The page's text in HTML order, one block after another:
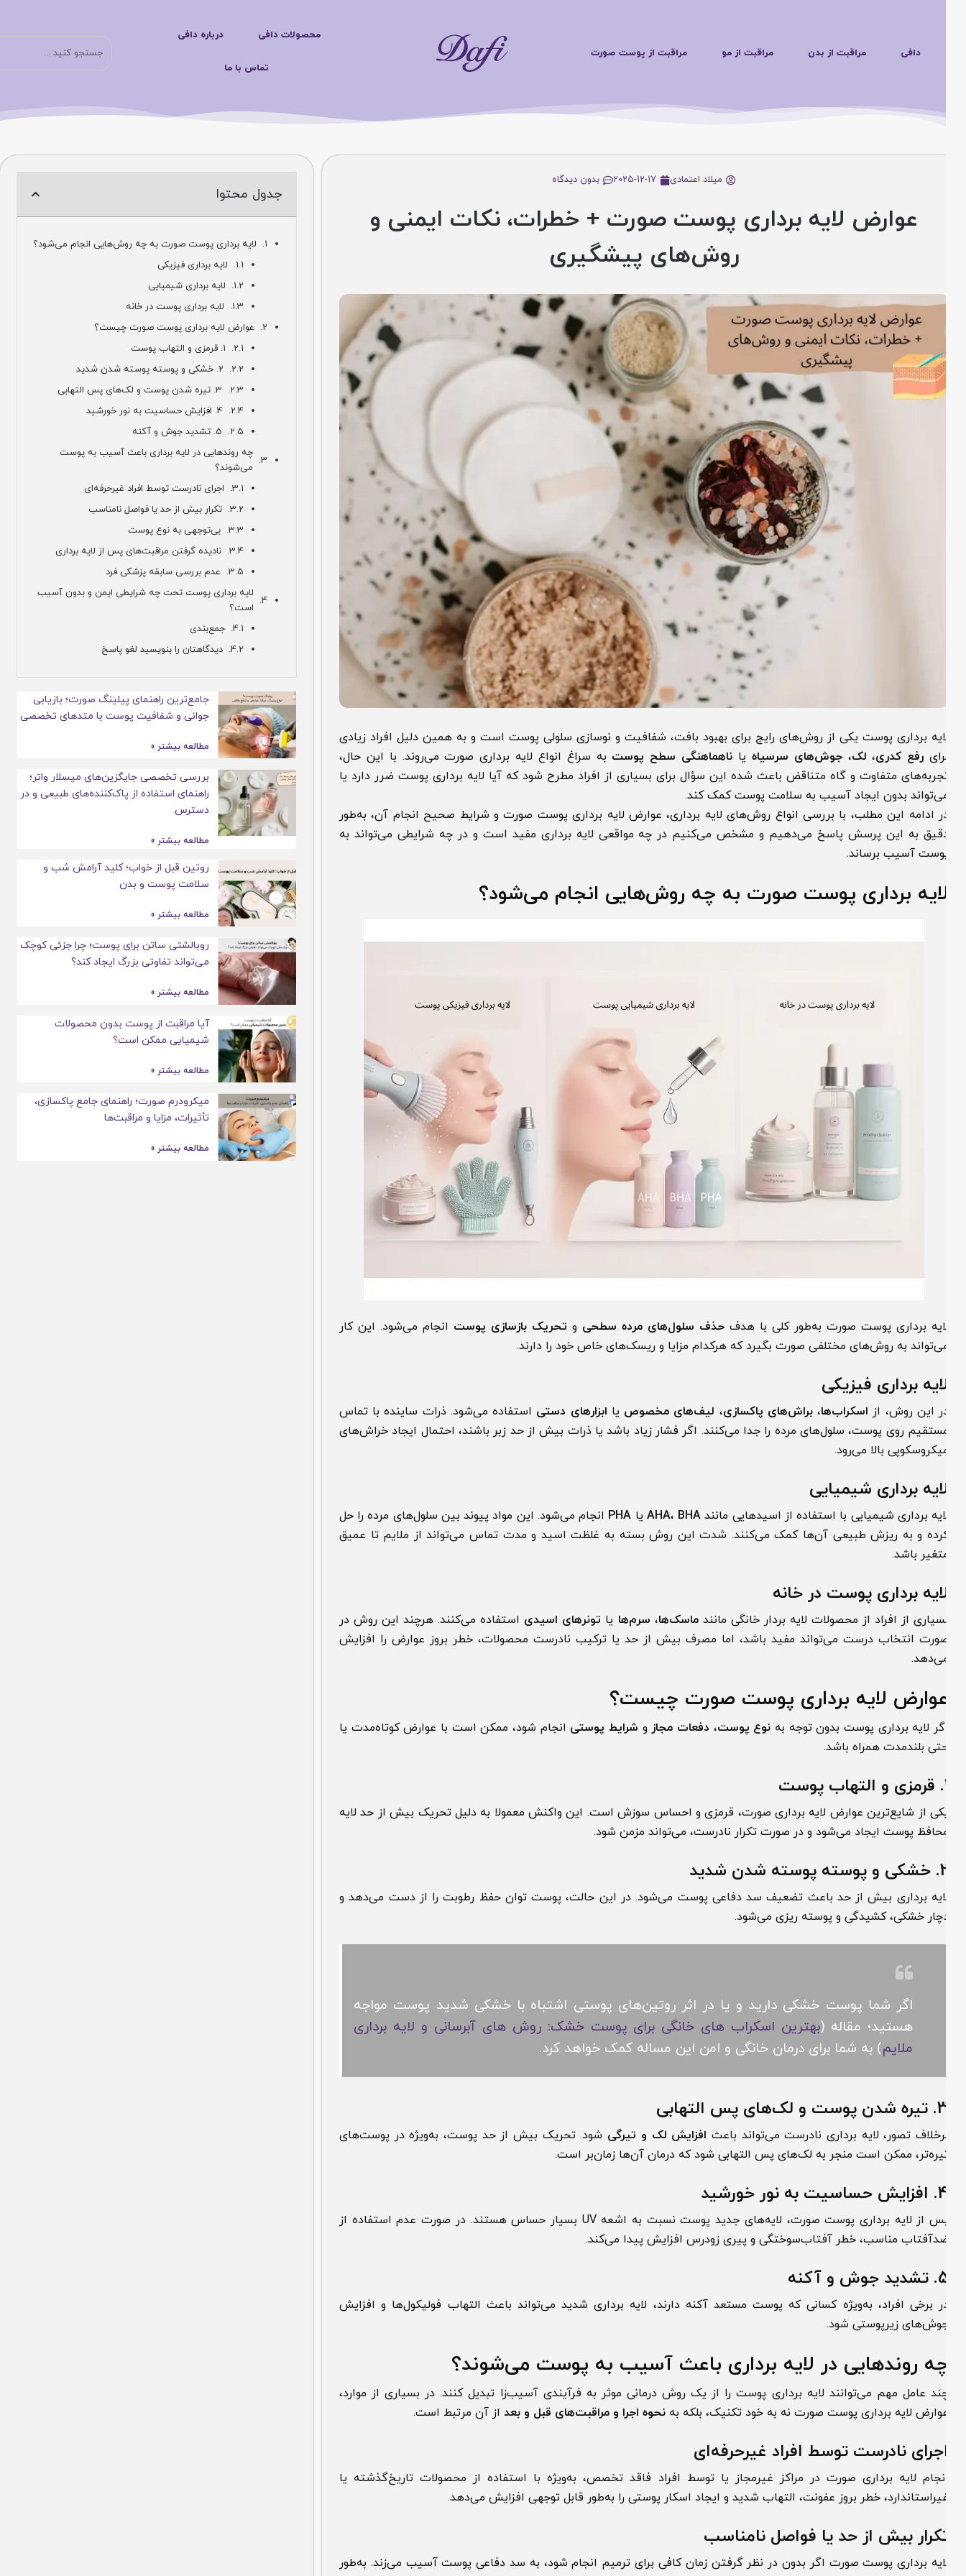
دافی مراقبت از بدن مراقبت از مو مراقبت از پوست صورت
محصولات دافی درباره دافی
تماس با ما
میلاد اعتمادی 2025-12-17 بدون دیدگاه
عوارض لایه برداری پوست صورت + خطرات، نکات ایمنی و
روش‌های پیشگیری
برداری پوست یکی از روش‌های رایج برای بهبود بافت، شفافیت و نوسازی سلولی پوست است و به همین دلیل افراد زیادی
رفع کدری،لک جوش‌های سرسیاهیاناهماهنگی سطح پوستبه سراغ انواع لایه برداری صورت می‌روند. با این حال،
متفاوت و گاه متناقض باعث شده این سؤال برای بسیاری از افراد مطرح شود که آیا لایه برداری پوست ضرر دارد یا
بدون ایجاد آسیب به سلامت پوست کمک کند.
ادامه این مطلب، با بررسی انواع روش‌های لایه برداری، عوارض لایه برداری پوست صورت و شرایط صحیح انجام آن، به‌طور
به این پرسش پاسخ می‌دهیم و مشخص می‌کنیم در چه مواقعی لایه برداری مفید است و در چه شرایطی می‌تواند به
آسیب برساند.
برداری پوست صورت به چه روش‌هایی انجام می‌شود؟
برداری پوست صورت به‌طور کلی با هدفحذف سلول‌های مرده سطحیوتحریک بازسازی پوستانجام می‌شود. این کار
به روش‌های مختلفی صورت بگیرد که هرکدام مزایا و ریسک‌های خاص خود را دارند.
برداری فیزیکی
این روش، ازاسکراب‌ها،براش‌های پاکسازی،لیف‌های مخصوصیاابزارهای دستیاستفاده می‌شود. ذرات ساینده با تماس
روی پوست، سلول‌های مرده را جدا می‌کنند. اگر فشار زیاد باشد یا ذرات بیش از حد زبر باشند، احتمال ایجاد خراش‌های
بالا می‌رود.
برداری شیمیایی
برداری شیمیایی با استفاده از اسیدهایی مانند AHA،BHA یاPHAانجام می‌شود. این مواد پیوند بین سلول‌های مرده را حل
و به ریزش طبیعی آن‌ها کمک می‌کنند. شدت این روش بسته به غلظت اسید و مدت تماس می‌تواند از ملایم تا عمیق
باشد.
برداری پوست در خانه
از افراد از محصولات لایه بردار خانگی مانندماسک‌ها،سرم‌هایاتونرهای اسیدیاستفاده می‌کنند. هرچند این روش در
انتخاب درست می‌تواند مفید باشد، اما مصرف بیش از حد یا ترکیب نادرست محصولات، خطر بروز عوارض را افزایش
لایه برداری پوست صورت چیست؟
لایه برداری پوست بدون توجه بهنوع پوست،دفعات مجازوشرایط پوستیانجام شود، ممکن است با عوارض کوتاه‌مدت یا
بلندمدت همراه باشد.
از شایع‌ترین عوارض لایه برداری صورت، قرمزی و احساس سوزش است. این واکنش معمولا به دلیل تحریک بیش از حد لایه
پوست ایجاد می‌شود و در صورت تکرار نادرست، می‌تواند مزمن شود.
برداری بیش از حد باعث تضعیف سد دفاعی پوست می‌شود. در این حالت، پوست توان حفظ رطوبت را از دست می‌دهد و
خشکی، کشیدگی و پوسته ریزی می‌شود.
اگر شما پوست خشکی دارید و یا در اثر روتین‌های پوستی اشتباه با خشکی شدید پوست مواجه
هستید؛ مقاله (بهترین اسکراب های خانگی برای پوست خشک: روش های آبرسانی و لایه برداری
ملایم) به شما برای درمان خانگی و امن این مساله کمک خواهد کرد.
تصور، لایه برداری نادرست می‌تواند باعثافزایش لک و تیرگیشود. تحریک بیش از حد پوست، به‌ویژه در پوست‌های
ممکن است منجر به لک‌های پس التهابی شود که درمان آن‌ها زمان‌بر است.
پس از لایه برداری پوست صورت، لایه‌های جدید پوست نسبت به اشعه UV بسیار حساس هستند. در صورت عدم استفاده از
مناسب، خطر آفتاب‌سوختگی و پیری زودرس افزایش پیدا می‌کند.
برخی افراد، به‌ویژه کسانی که پوست مستعد آکنه دارند، لایه برداری شدید می‌تواند باعث التهاب فولیکول‌ها و افزایش
زیرپوستی شود.
روندهایی در لایه برداری باعث آسیب به پوست می‌شوند؟
عامل مهم می‌توانند لایه برداری پوست را از یک روش درمانی موثر به فرآیندی آسیب‌زا تبدیل کنند. در بسیاری از موارد،
لایه برداری پوست صورت نه به خود تکنیک، بلکه بهنحوه اجرا و مراقبت‌های قبل و بعد از آن مرتبط است.
نادرست توسط افراد غیرحرفه‌ای
لایه برداری صورت در مراکز غیرمجاز یا توسط افراد فاقد تخصص، به‌ویژه با استفاده از محصولات تاریخ‌گذشته یا
خطر بروز عفونت، التهاب شدید و ایجاد اسکار پوستی را به‌طور قابل توجهی افزایش می‌دهد.
بیش از حد یا فواصل نامناسب
برداری پوست صورت اگر بدون در نظر گرفتن زمان کافی برای ترمیم انجام شود، به سد دفاعی پوست آسیب می‌زند. به‌طور
جدول محتوا
لایه برداری پوست صورت به چه روش‌هایی انجام می‌شود؟
لایه برداری فیزیکی
لایه برداری شیمیایی
لایه برداری پوست در خانه
عوارض لایه برداری پوست صورت چیست؟
2. خشکی و پوسته پوسته شدن شدید
3. تیره شدن پوست و لک‌های پس التهابی
4. افزایش حساسیت به نور خورشید
5. تشدید جوش و آکنه
چه روندهایی در لایه برداری باعث آسیب به پوست
می‌شوند؟
اجرای نادرست توسط افراد غیرحرفه‌ای
تکرار بیش از حد یا فواصل نامناسب
بی‌توجهی به نوع پوست
نادیده گرفتن مراقبت‌های پس از لایه برداری
عدم بررسی سابقه پزشکی فرد
لایه برداری پوست تحت چه شرایطی ایمن و بدون آسیب
است؟
جمع‌بندی
دیدگاهتان را بنویسید لغو پاسخ
جامع‌ترین راهنمای پیلینگ صورت؛ بازیابی
جوانی و شفافیت پوست با متدهای تخصصی
مطالعه بیشتر »
بررسی تخصصی جایگزین‌های میسلار واتر؛
راهنمای استفاده از پاک‌کننده‌های طبیعی و در
دسترس
مطالعه بیشتر »
روتین قبل از خواب؛ کلید آرامش شب و
سلامت پوست و بدن
مطالعه بیشتر »
روبالشتی ساتن برای پوست؛ چرا جزئی کوچک
می‌تواند تفاوتی بزرگ ایجاد کند؟
مطالعه بیشتر »
آیا مراقبت از پوست بدون محصولات
شیمیایی ممکن است؟
مطالعه بیشتر »
میکرودرم صورت؛ راهنمای جامع پاکسازی،
تأثیرات، مزایا و مراقبت‌ها
مطالعه بیشتر »